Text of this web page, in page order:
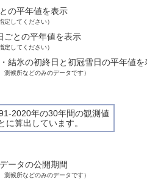
の平年値を表示
定してください）
ごとの平年値を表示
定してください）
結氷の初終日と初冠雪日の平年値を
測候所などのみのデータです）
2020年の30年間の観測値
に算出しています。
ータの公開期間
測候所などのみのデータです）